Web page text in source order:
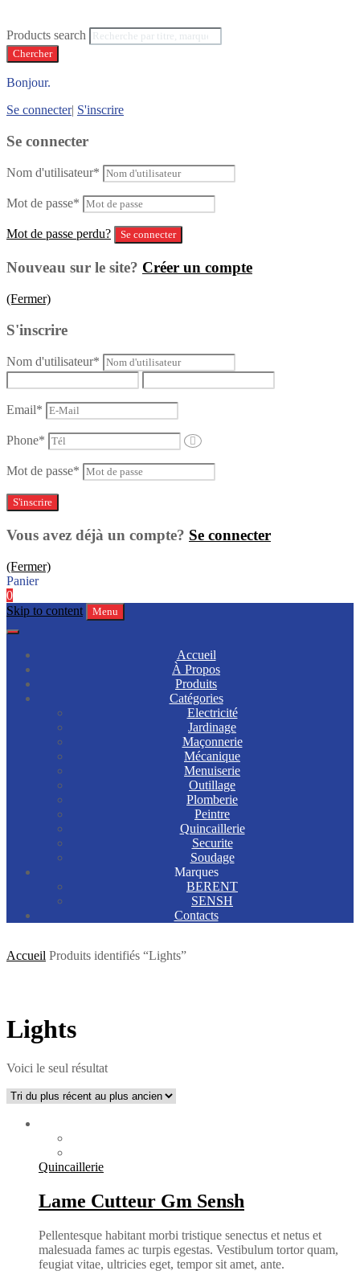
Products search
Chercher
Bonjour.
Se connecter| S'inscrire
Se connecter
Nom d'utilisateur*
Mot de passe*
Mot de passe perdu?
Nouveau sur le site? Créer un compte
(Fermer)
S'inscrire
Nom d'utilisateur*
Email*
Phone*
Mot de passe*
Vous avez déjà un compte? Se connecter
(Fermer)
Panier
0
Skip to content
Menu
Accueil
À Propos
Produits
Catégories
Electricité
Jardinage
Maçonnerie
Mécanique
Menuiserie
Outillage
Plomberie
Peintre
Quincaillerie
Securite
Soudage
Marques
BERENT
SENSH
Contacts
Accueil Produits identifiés “Lights”
Lights
Voici le seul résultat
Quincaillerie
Lame Cutteur Gm Sensh
Pellentesque habitant morbi tristique senectus et netus et
malesuada fames ac turpis egestas. Vestibulum tortor quam,
feugiat vitae, ultricies eget, tempor sit amet, ante.